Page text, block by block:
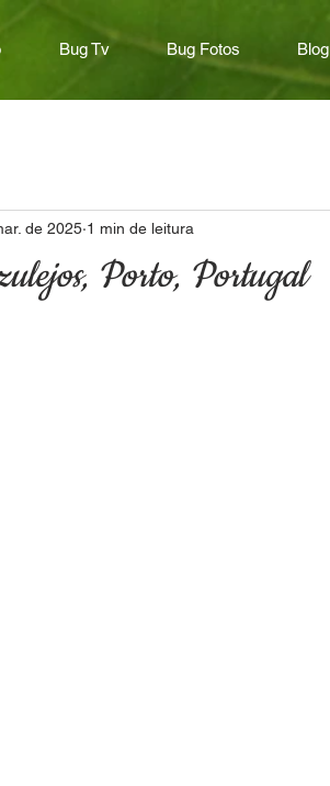
Bug Tv Bug Fotos Blog
Porto, Portugal
de 2025 1 min de leitura